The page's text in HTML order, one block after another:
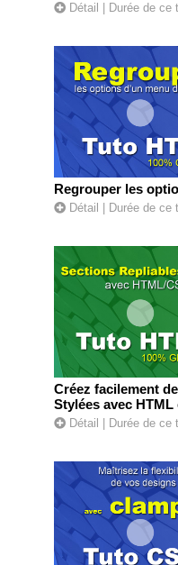
Détail | Durée de ce
Regrouper les
Détail | Durée de ce
Créez facilement
Stylées avec HTML
Détail | Durée de ce